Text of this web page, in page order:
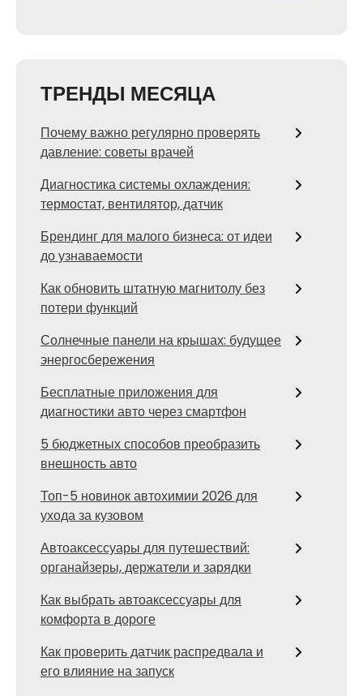
ТРЕНДЫ МЕСЯЦА
Почему важно регулярно проверять
давление: советы врачей
Диагностика системы охлаждения:
термостат, вентилятор, датчик
Брендинг для малого бизнеса: от идеи
до узнаваемости
Как обновить штатную магнитолу без
потери функций
Солнечные панели на крышах: будущее
энергосбережения
Бесплатные приложения для
диагностики авто через смартфон
5 бюджетных способов преобразить
внешность авто
Топ-5 новинок автохимии 2026 для
ухода за кузовом
Автоаксессуары для путешествий:
органайзеры, держатели и зарядки
Как выбрать автоаксессуары для
комфорта в дороге
Как проверить датчик распредвала и
его влияние на запуск